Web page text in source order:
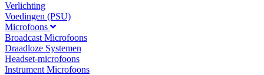
Verlichting
Voedingen (PSU)
Microfoons
Broadcast Microfoons
Draadloze Systemen
Headset-microfoons
Instrument Microfoons